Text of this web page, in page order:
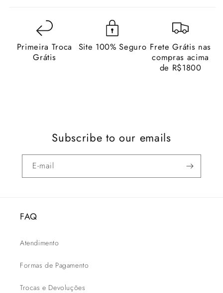
Primeira Troca
Grátis
Site 100% Seguro Frete Grátis nas
compras acima
de R$1800
Subscribe to our emails
E-mail
FAQ
Atendimento
Formas de Pagamento
Trocas e Devoluções